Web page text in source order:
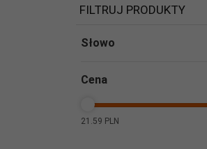
FILTRUJ PRODUKTY
Słowo
Cena
21.59 PLN